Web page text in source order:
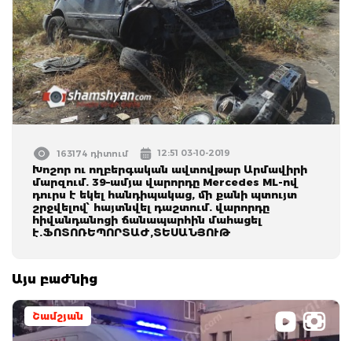
163174 դիտում 12:51 03-10-2019
Խոշոր ու ողբերգական ավտովթար Արմավիրի
մարզում. 39–ամյա վարորդը Mercedes ML-ով
դուրս է եկել հանդիպակաց, մի քանի պտույտ
շրջվելով՝ հայտնվել դաշտում. վարորդը
հիվանդանոցի ճանապարհին մահացել
է.ՖՈՏՈՌԵՊՈՐՏԱԺ,ՏԵՍԱՆՅՈՒԹ
Այս բաժնից
Շամշյան